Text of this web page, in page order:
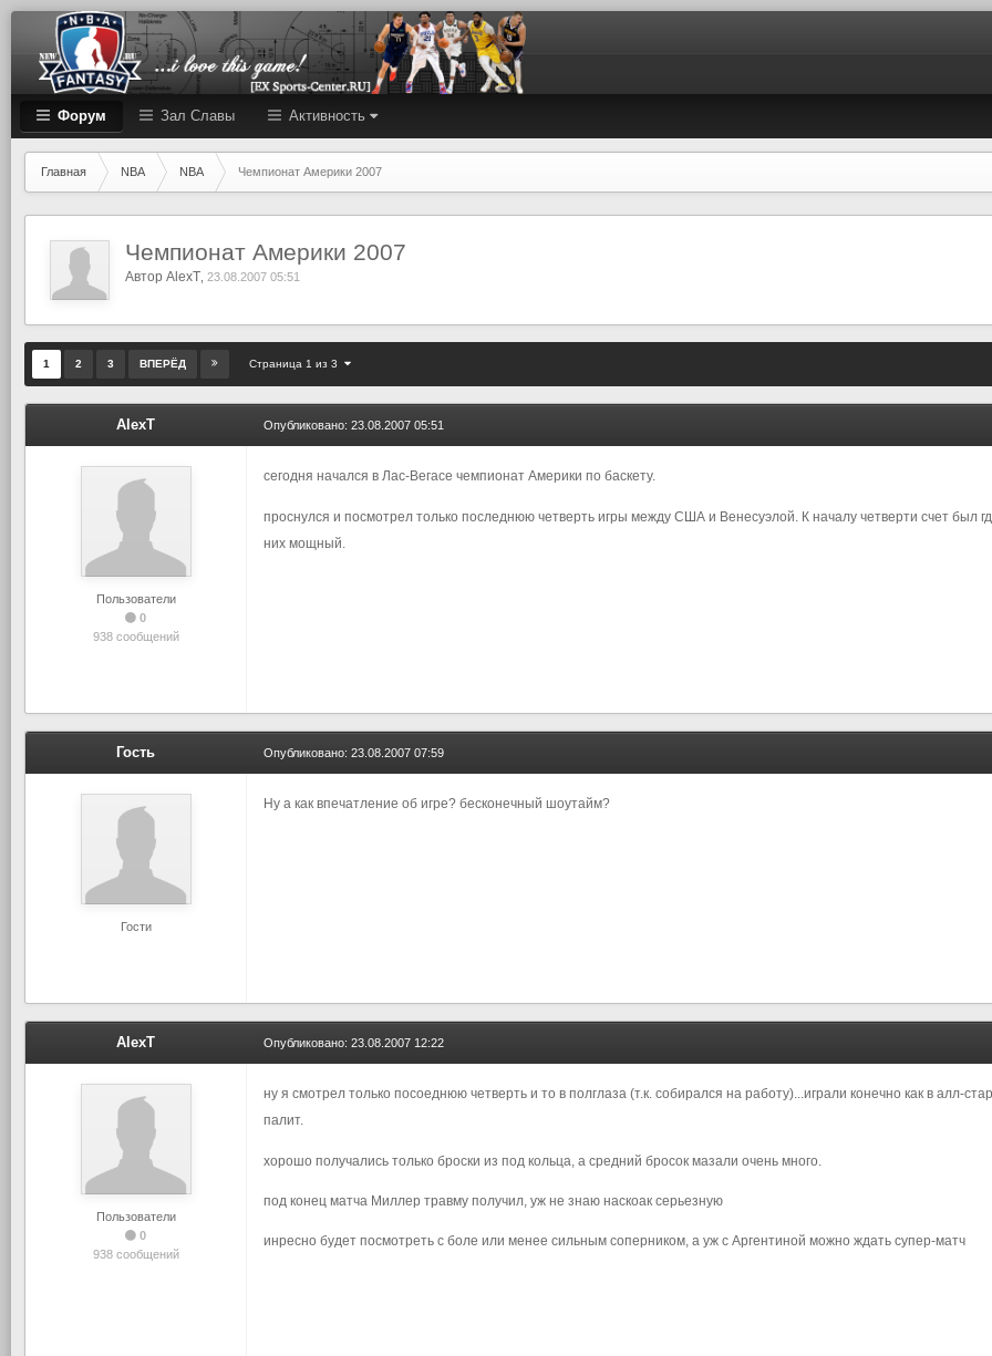
Форум Зал Cлавы Активность
Главная NBA NBA Чемпионат Америки 2007
Чемпионат Америки 2007
Автор AlexT 23.08.2007 05:51
1 2 3 ВПЕРЁД Страница 1 из 3
AlexT
Пользователи
0
938 сообщений
Опубликовано: 23.08.2007 05:51
сегодня начался в Лас-Вегасе чемпионат Америки по баскету.
проснулся и посмотрел только последнюю четверть игры между США и Венесуэлой. К началу четверти счет был
них мощный.
Гость
Гости
Опубликовано: 23.08.2007 07:59
Ну а как впечатление об игре? бесконечный шоутайм?
AlexT
Пользователи
0
938 сообщений
Опубликовано: 23.08.2007 12:22
ну я смотрел только посоеднюю четверть и то в полглаза (т.к. собирался на работу)...играли конечно как в алл-
палит.
хорошо получались только броски из под кольца, а средний бросок мазали очень много.
под конец матча Миллер травму получил, уж не знаю наскоак серьезную
инресно будет посмотреть с боле или менее сильным соперником, а уж с Аргентиной можно ждать супер-матч